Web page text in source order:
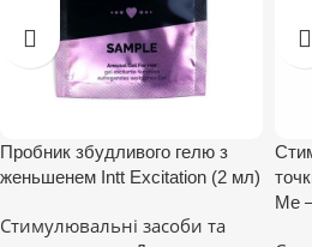
Пробник збудливого гелю з
женьшенем Intt Excitation (2 мл)
Стимулювальні засоби та
Me